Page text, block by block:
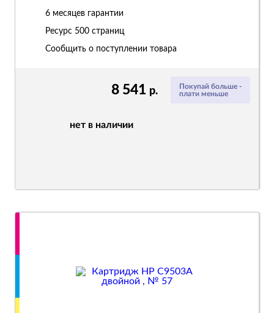
Покупай больше -
плати меньше
8 541 р.
нет в наличии
6 месяцев гарантии
Ресурс 500 страниц
Сообщить о поступлении товара